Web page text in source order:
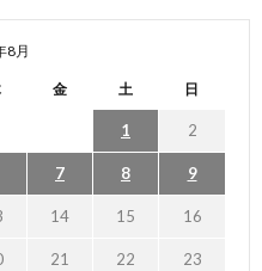
8月
金 土 日
1 2
7 8 9
14 15 16
21 22 23